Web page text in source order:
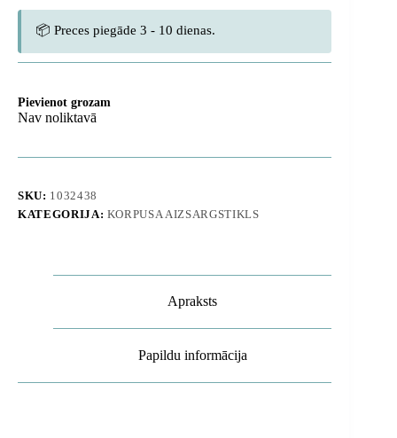
📦 Preces piegāde 3 - 10 dienas.
Pievienot grozam
Nav noliktavā
SKU: 1032438
KATEGORIJA: KORPUSA AIZSARGSTIKLS
Apraksts
Papildu informācija